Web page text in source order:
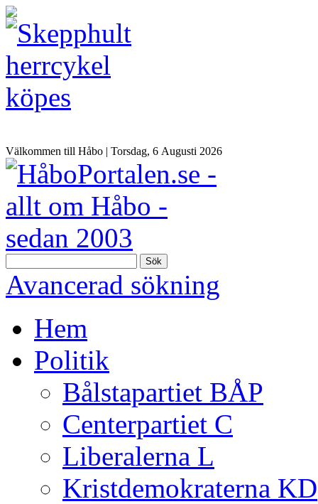
Välkommen till Håbo | Torsdag, 6 Αugusti 2026
Sök
Avancerad sökning
Hem
Politik
Bålstapartiet BÅP
Centerpartiet C
Liberalerna L
Kristdemokraterna KD